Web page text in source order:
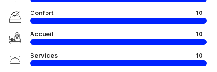
Confort 10
Accueil 10
Services 10